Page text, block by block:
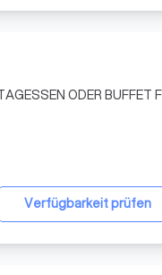
BUFFET FÜR IHR NÄCHSTES
Verfügbarkeit prüfen